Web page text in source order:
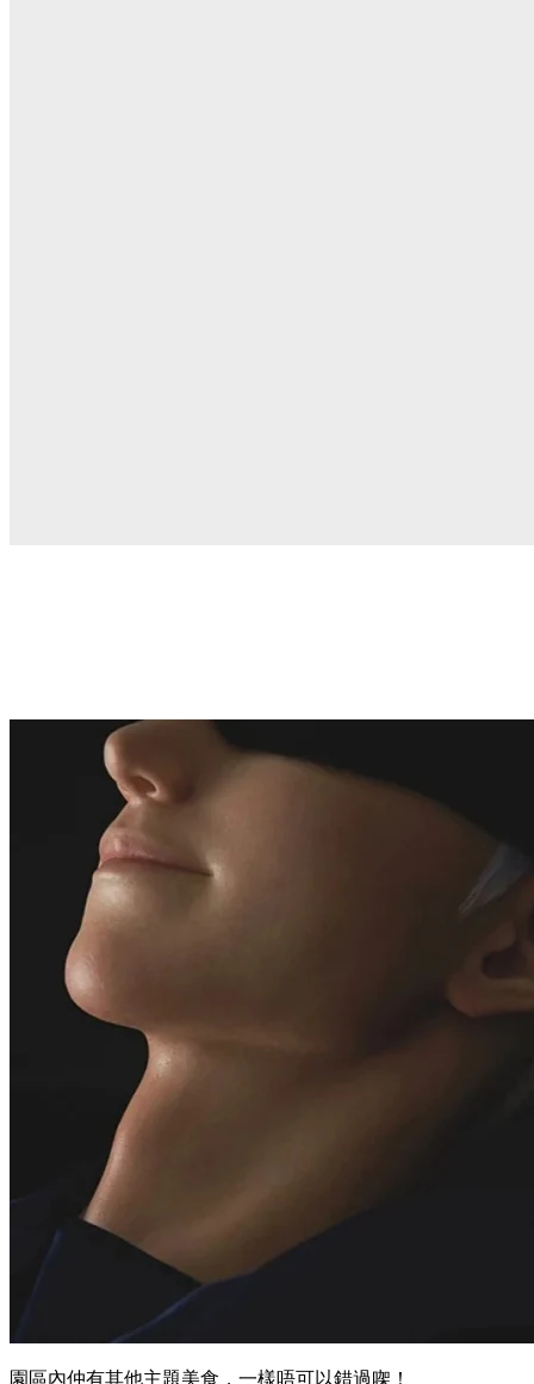
園區內仲有其他主題美食，一樣唔可以錯過㗎！